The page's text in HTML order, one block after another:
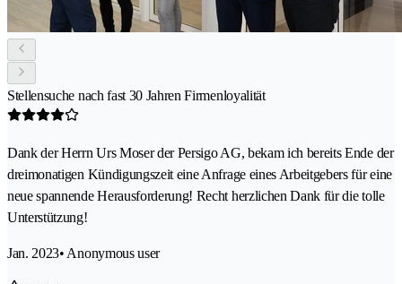
Stellensuche nach fast 30 Jahren Firmenloyalität
Dank der Herrn Urs Moser der Persigo AG, bekam ich bereits Ende der
dreimonatigen Kündigungszeit eine Anfrage eines Arbeitgebers für eine
neue spannende Herausforderung! Recht herzlichen Dank für die tolle
Unterstützung!
Jan. 2023• Anonymous user